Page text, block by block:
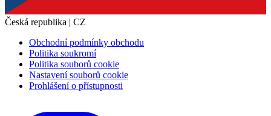
Česká republika | CZ
Obchodní podmínky obchodu
Politika soukromí
Politika souborů cookie
Nastavení souborů cookie
Prohlášení o přístupnosti